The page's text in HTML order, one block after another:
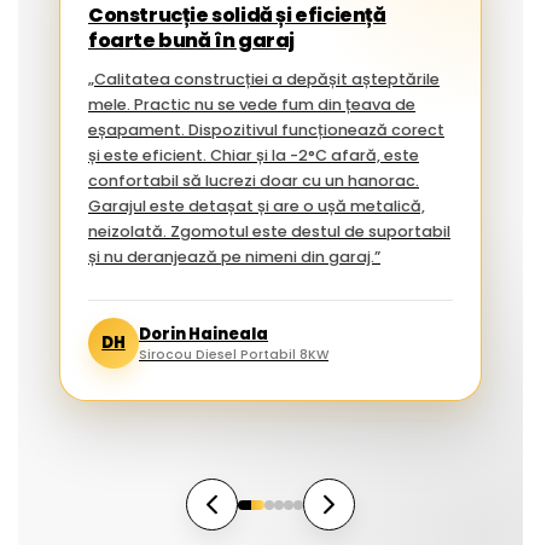
Construcție solidă și eficiență
foarte bună în garaj
„Calitatea construcției a depășit așteptările
mele. Practic nu se vede fum din țeava de
eșapament. Dispozitivul funcționează corect
și este eficient. Chiar și la -2°C afară, este
confortabil să lucrezi doar cu un hanorac.
Garajul este detașat și are o ușă metalică,
neizolată. Zgomotul este destul de suportabil
și nu deranjează pe nimeni din garaj.”
DH Dorin Haineala
Sirocou Diesel Portabil 8KW